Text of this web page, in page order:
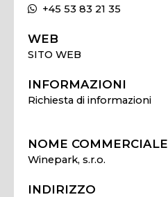
+45 53 83 21 35
WEB
SITO WEB
INFORMAZIONI
Richiesta di informazioni
NOME COMMERCIALE
Winepark, s.r.o.
INDIRIZZO